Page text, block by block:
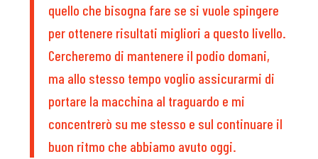
quello che bisogna fare se si vuole spingere
per ottenere risultati migliori a questo livello.
Cercheremo di mantenere il podio domani,
ma allo stesso tempo voglio assicurarmi di
portare la macchina al traguardo e mi
concentrerò su me stesso e sul continuare il
buon ritmo che abbiamo avuto oggi.